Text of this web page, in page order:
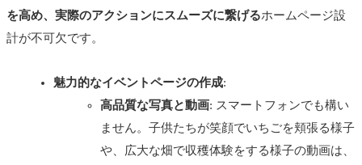
を高め、実際のアクションにスムーズに繋げるホームページ設
計が不可欠です。
魅力的なイベントページの作成:
高品質な写真と動画: スマートフォンでも構い
ません。子供たちが笑顔でいちごを頬張る様子
や、広大な畑で収穫体験をする様子の動画は、